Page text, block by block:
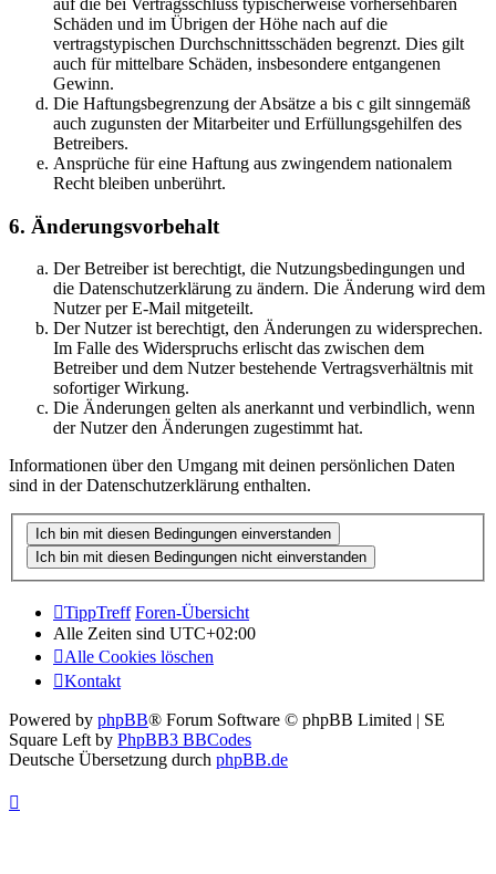
Schäden und im Übrigen der Höhe nach auf die
vertragstypischen Durchschnittsschäden begrenzt. Dies gilt
auch für mittelbare Schäden, insbesondere entgangenen
Gewinn.
Die Haftungsbegrenzung der Absätze a bis c gilt sinngemäß
auch zugunsten der Mitarbeiter und Erfüllungsgehilfen des
Betreibers.
Ansprüche für eine Haftung aus zwingendem nationalem
Recht bleiben unberührt.
6. Änderungsvorbehalt
Der Betreiber ist berechtigt, die Nutzungsbedingungen und
die Datenschutzerklärung zu ändern. Die Änderung wird dem
Nutzer per E-Mail mitgeteilt.
Der Nutzer ist berechtigt, den Änderungen zu widersprechen.
Im Falle des Widerspruchs erlischt das zwischen dem
Betreiber und dem Nutzer bestehende Vertragsverhältnis mit
sofortiger Wirkung.
Die Änderungen gelten als anerkannt und verbindlich, wenn
der Nutzer den Änderungen zugestimmt hat.
Informationen über den Umgang mit deinen persönlichen Daten
sind in der Datenschutzerklärung enthalten.
TippTreff Foren-Übersicht
Alle Zeiten sind UTC+02:00
Alle Cookies löschen
Kontakt
Powered by phpBB® Forum Software © phpBB Limited | SE
Square Left by PhpBB3 BBCodes
Deutsche Übersetzung durch phpBB.de